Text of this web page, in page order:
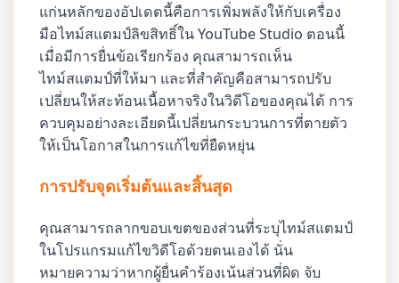
แก่นหลักของอัปเดตนี้คือการเพิ่มพลังให้กับเครื่อง
มือไทม์สแตมป์ลิขสิทธิ์ใน YouTube Studio ตอนนี้
เมื่อมีการยื่นข้อเรียกร้อง คุณสามารถเห็น
ไทม์สแตมป์ที่ให้มา และที่สำคัญคือสามารถปรับ
เปลี่ยนให้สะท้อนเนื้อหาจริงในวิดีโอของคุณได้ การ
ควบคุมอย่างละเอียดนี้เปลี่ยนกระบวนการที่ตายตัว
ให้เป็นโอกาสในการแก้ไขที่ยืดหยุ่น
การปรับจุดเริ่มต้นและสิ้นสุด
คุณสามารถลากขอบเขตของส่วนที่ระบุไทม์สแตมป์
ในโปรแกรมแก้ไขวิดีโอด้วยตนเองได้ นั่น
หมายความว่าหากผู้ยื่นคำร้องเน้นส่วนที่ผิด จับ